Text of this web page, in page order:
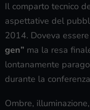
Il comparto tecnico
aspettative del
2014. Doveva essere
gen” ma la resa
lontanamente
durante la
Ombre,